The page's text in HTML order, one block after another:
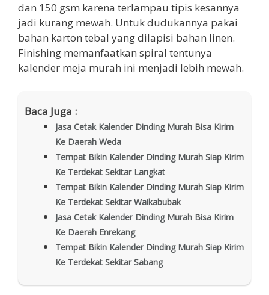
dan 150 gsm karena terlampau tipis kesannya
jadi kurang mewah. Untuk dudukannya pakai
bahan karton tebal yang dilapisi bahan linen.
Finishing memanfaatkan spiral tentunya
kalender meja murah ini menjadi lebih mewah.
Baca Juga :
Jasa Cetak Kalender Dinding Murah Bisa Kirim
Ke Daerah Weda
Tempat Bikin Kalender Dinding Murah Siap Kirim
Ke Terdekat Sekitar Langkat
Tempat Bikin Kalender Dinding Murah Siap Kirim
Ke Terdekat Sekitar Waikabubak
Jasa Cetak Kalender Dinding Murah Bisa Kirim
Ke Daerah Enrekang
Tempat Bikin Kalender Dinding Murah Siap Kirim
Ke Terdekat Sekitar Sabang